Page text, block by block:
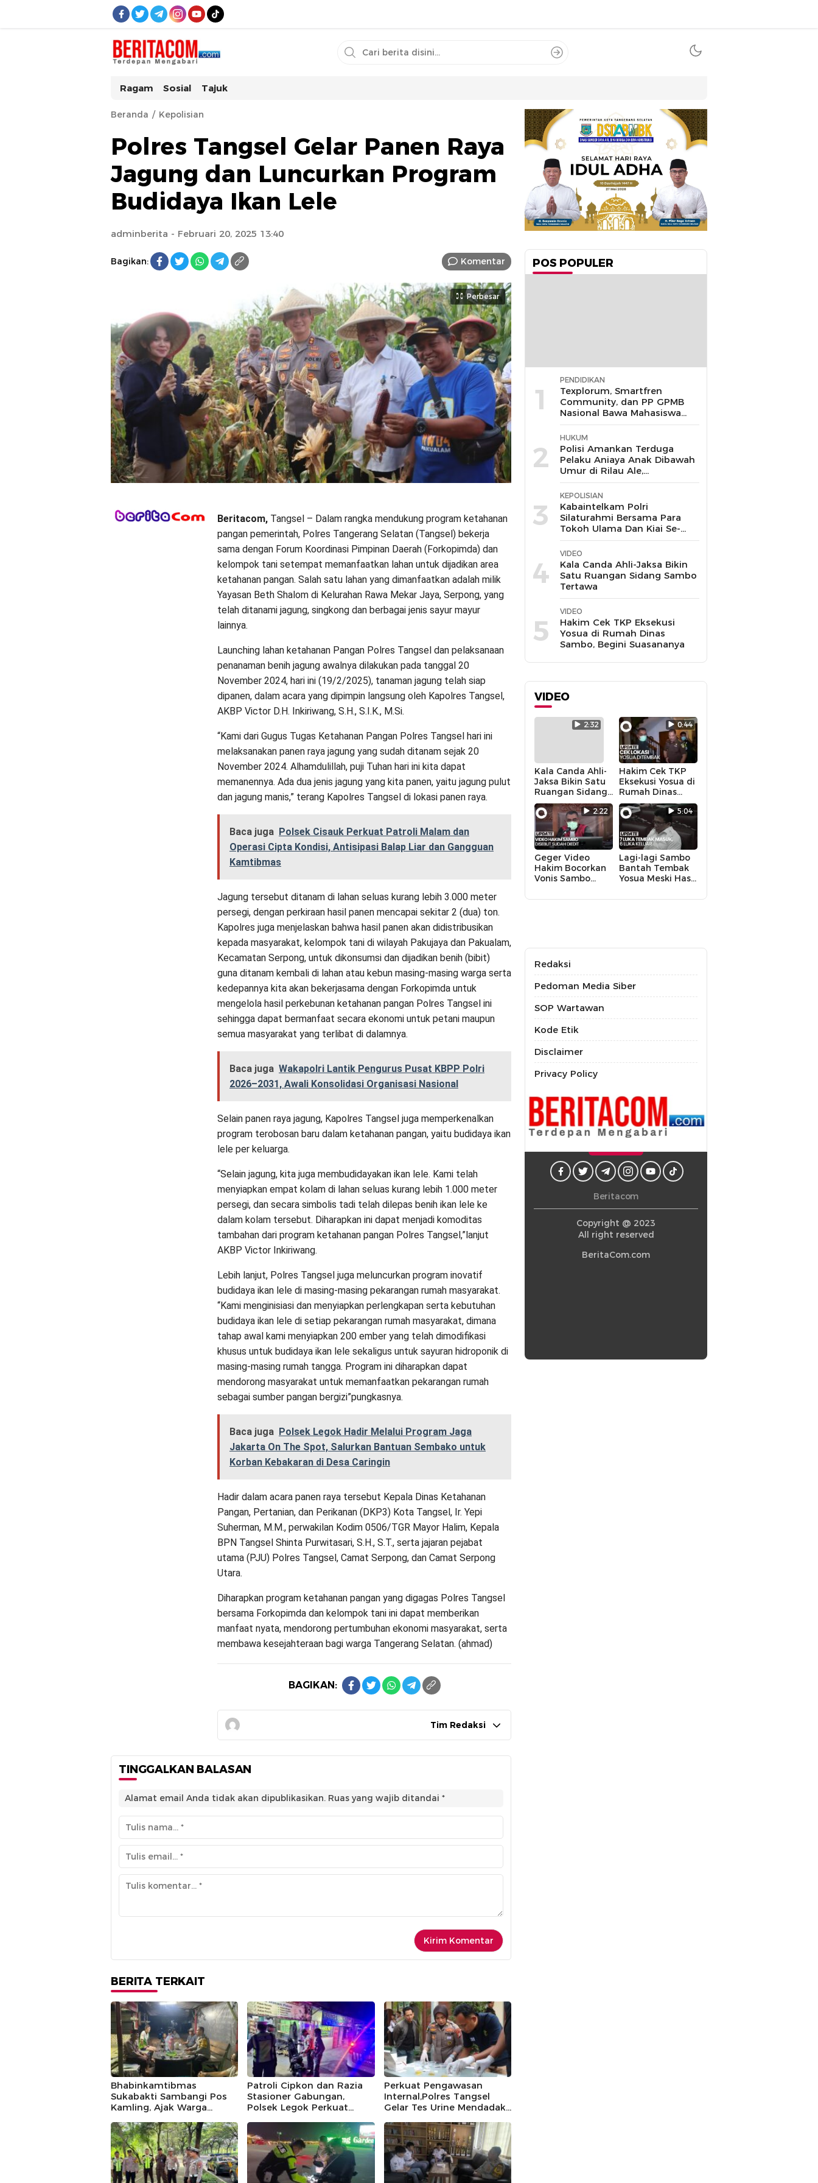
beritacom.com
bestnews
Ragam Sosial Tajuk
Beranda Kepolisian
Polres Tangsel Gelar Panen Raya
Jagung dan Luncurkan Program
Budidaya Ikan Lele
adminberita - Februari 20, 2025 13:40
Bagikan: Komentar
Perbesar
Beritacom, Tangsel – Dalam rangka mendukung program ketahanan
pangan pemerintah, Polres Tangerang Selatan (Tangsel) bekerja
sama dengan Forum Koordinasi Pimpinan Daerah (Forkopimda) dan
kelompok tani setempat memanfaatkan lahan untuk dijadikan area
ketahanan pangan. Salah satu lahan yang dimanfaatkan adalah milik
Yayasan Beth Shalom di Kelurahan Rawa Mekar Jaya, Serpong, yang
telah ditanami jagung, singkong dan berbagai jenis sayur mayur
lainnya.
Launching lahan ketahanan Pangan Polres Tangsel dan pelaksanaan
penanaman benih jagung awalnya dilakukan pada tanggal 20
November 2024, hari ini (19/2/2025), tanaman jagung telah siap
dipanen, dalam acara yang dipimpin langsung oleh Kapolres Tangsel,
AKBP Victor D.H. Inkiriwang, S.H., S.I.K., M.Si.
“Kami dari Gugus Tugas Ketahanan Pangan Polres Tangsel hari ini
melaksanakan panen raya jagung yang sudah ditanam sejak 20
November 2024. Alhamdulillah, puji Tuhan hari ini kita dapat
memanennya. Ada dua jenis jagung yang kita panen, yaitu jagung pulut
dan jagung manis,” terang Kapolres Tangsel di lokasi panen raya.
Baca juga Polsek Cisauk Perkuat Patroli Malam dan
Operasi Cipta Kondisi, Antisipasi Balap Liar dan Gangguan
Kamtibmas
Jagung tersebut ditanam di lahan seluas kurang lebih 3.000 meter
persegi, dengan perkiraan hasil panen mencapai sekitar 2 (dua) ton.
Kapolres juga menjelaskan bahwa hasil panen akan didistribusikan
kepada masyarakat, kelompok tani di wilayah Pakujaya dan Pakualam,
Kecamatan Serpong, untuk dikonsumsi dan dijadikan benih (bibit)
guna ditanam kembali di lahan atau kebun masing-masing warga serta
kedepannya kita akan bekerjasama dengan Forkopimda untuk
mengelola hasil perkebunan ketahanan pangan Polres Tangsel ini
sehingga dapat bermanfaat secara ekonomi untuk petani maupun
semua masyarakat yang terlibat di dalamnya.
Baca juga Wakapolri Lantik Pengurus Pusat KBPP Polri
2026–2031, Awali Konsolidasi Organisasi Nasional
Selain panen raya jagung, Kapolres Tangsel juga memperkenalkan
program terobosan baru dalam ketahanan pangan, yaitu budidaya ikan
lele per keluarga.
“Selain jagung, kita juga membudidayakan ikan lele. Kami telah
menyiapkan empat kolam di lahan seluas kurang lebih 1.000 meter
persegi, dan secara simbolis tadi telah dilepas benih ikan lele ke
dalam kolam tersebut. Diharapkan ini dapat menjadi komoditas
tambahan dari program ketahanan pangan Polres Tangsel,”lanjut
AKBP Victor Inkiriwang.
Lebih lanjut, Polres Tangsel juga meluncurkan program inovatif
budidaya ikan lele di masing-masing pekarangan rumah masyarakat.
“Kami menginisiasi dan menyiapkan perlengkapan serta kebutuhan
budidaya ikan lele di setiap pekarangan rumah masyarakat, dimana
tahap awal kami menyiapkan 200 ember yang telah dimodifikasi
khusus untuk budidaya ikan lele sekaligus untuk sayuran hidroponik di
masing-masing rumah tangga. Program ini diharapkan dapat
mendorong masyarakat untuk memanfaatkan pekarangan rumah
sebagai sumber pangan bergizi”pungkasnya.
Baca juga Polsek Legok Hadir Melalui Program Jaga
Jakarta On The Spot, Salurkan Bantuan Sembako untuk
Korban Kebakaran di Desa Caringin
Hadir dalam acara panen raya tersebut Kepala Dinas Ketahanan
Pangan, Pertanian, dan Perikanan (DKP3) Kota Tangsel, Ir. Yepi
Suherman, M.M., perwakilan Kodim 0506/TGR Mayor Halim, Kepala
BPN Tangsel Shinta Purwitasari, S.H., S.T., serta jajaran pejabat
utama (PJU) Polres Tangsel, Camat Serpong, dan Camat Serpong
Utara.
Diharapkan program ketahanan pangan yang digagas Polres Tangsel
bersama Forkopimda dan kelompok tani ini dapat memberikan
manfaat nyata, mendorong pertumbuhan ekonomi masyarakat, serta
membawa kesejahteraan bagi warga Tangerang Selatan. (ahmad)
BAGIKAN:
Tim Redaksi
TINGGALKAN BALASAN
Alamat email Anda tidak akan dipublikasikan. Ruas yang wajib ditandai *
BERITA TERKAIT
Bhabinkamtibmas
Sukabakti Sambangi Pos
Kamling, Ajak Warga
Lingkungan Melalui
Program Jaga Jakarta+
Patroli Cipkon dan Razia
Stasioner Gabungan,
Polsek Legok Perkuat
Perkuat Pengawasan
Internal,Polres Tangsel
Gelar Tes Urine Mendadak,
POS POPULER
1
PENDIDIKAN
Texplorum, Smartfren
Community, dan PP GPMB
Nasional Bawa Mahasiswa
UIN Jakarta Jelajahi Peluang
Karir di Era IoT
2
HUKUM
Polisi Amankan Terduga
Pelaku Aniaya Anak Dibawah
Umur di Rilau Ale,
Bulukumba
3
KEPOLISIAN
Kabaintelkam Polri
Silaturahmi Bersama Para
Tokoh Ulama Dan Kiai Se-
Kabupaten Cirebon
4
VIDEO
Kala Canda Ahli-Jaksa Bikin
Satu Ruangan Sidang Sambo
Tertawa
5
VIDEO
Hakim Cek TKP Eksekusi
Yosua di Rumah Dinas
Sambo, Begini Suasananya
VIDEO
2:32
Kala Canda Ahli-
Jaksa Bikin Satu
Ruangan Sidang
Sambo Tertawa
0:44
Hakim Cek TKP
Eksekusi Yosua di
Rumah Dinas
Sambo, Begini
Suasananya
2:22
Geger Video
Hakim Bocorkan
Vonis Sambo
Tangan
5:04
Lagi-lagi Sambo
Bantah Tembak
Yosua Meski Hasil
Lain
Redaksi
Pedoman Media Siber
SOP Wartawan
Kode Etik
Disclaimer
Privacy Policy
Beritacom
Copyright @ 2023
All right reserved
BeritaCom.com